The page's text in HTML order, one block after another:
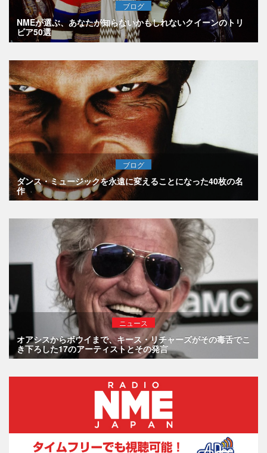
ブログ
NMEが選ぶ、あなたが知らないかもしれないクイーンのトリ
ビア50選
ブログ
ダンス・ミュージックを永遠に変えることになった40枚の名
作
ニュース
オアシスからボウイまで、キース・リチャーズがその毒舌でこ
き下ろした17のアーティストとその発言